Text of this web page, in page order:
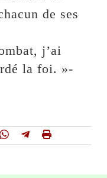
de ses
j’ai
la foi. »-